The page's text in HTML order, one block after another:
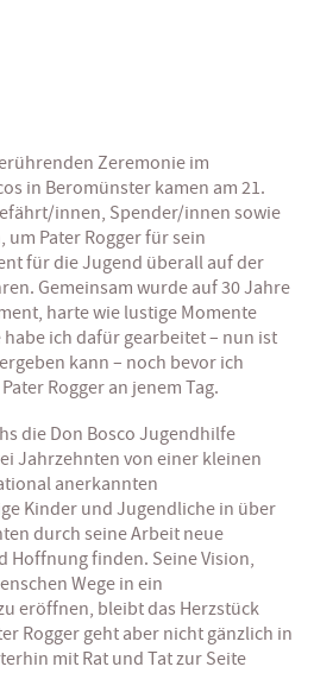
Zeremonie im
in Beromünster kamen am 21.
innen, Spender/innen sowie
Pater Rogger für sein
für die Jugend überall auf der
Gemeinsam wurde auf 30 Jahre
harte wie lustige Momente
ich dafür gearbeitet – nun ist
kann – noch bevor ich
Rogger an jenem Tag.
die Don Bosco Jugendhilfe
Jahrzehnten von einer kleinen
anerkannten
Kinder und Jugendliche in über
durch seine Arbeit neue
Hoffnung finden. Seine Vision,
Wege in ein
eröffnen, bleibt das Herzstück
Rogger geht aber nicht gänzlich in
mit Rat und Tat zur Seite